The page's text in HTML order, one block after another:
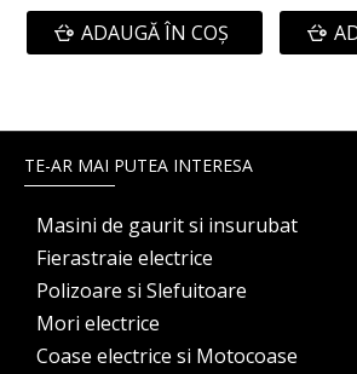
ADAUGĂ ÎN COŞ
TE-AR MAI PUTEA INTERESA
Masini de gaurit si insurubat
Fierastraie electrice
Polizoare si Slefuitoare
Mori electrice
Coase electrice si Motocoase